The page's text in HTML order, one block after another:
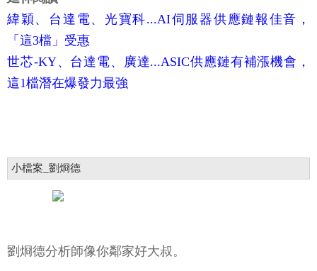
緯穎、台達電、光寶科...AI伺服器供應鏈報佳音，
「這3檔」受惠
世芯-KY、台達電、廣達...ASIC供應鏈有補漲機會，
這1檔潛在爆發力最強
小檔案_劉烱德
劉烱德分析師像你鄰家好大叔。